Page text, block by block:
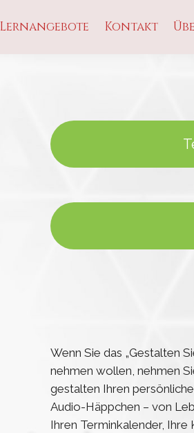
Lernangebote Kontakt
Wenn Sie das „Gestalten
nehmen wollen, nehmen
gestalten Ihren
Audio-Häppchen – von
Ihren Terminkalender,